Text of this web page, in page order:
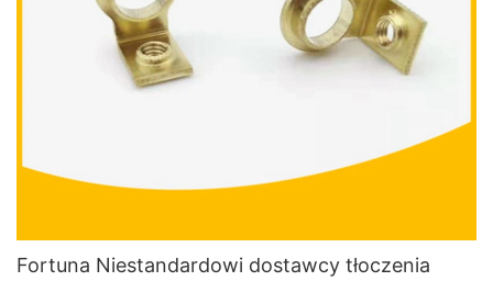
Fortuna Niestandardowi dostawcy tłoczenia